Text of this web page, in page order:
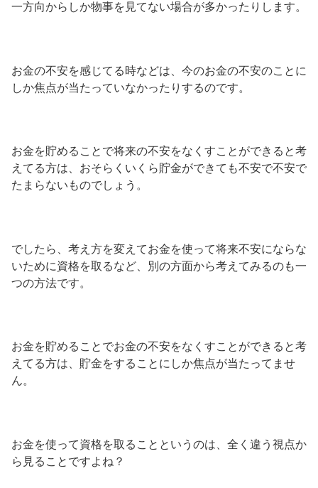
一方向からしか物事を見てない場合が多かったりします。
お金の不安を感じてる時などは、今のお金の不安のことに
しか焦点が当たっていなかったりするのです。
お金を貯めることで将来の不安をなくすことができると考
えてる方は、おそらくいくら貯金ができても不安で不安で
たまらないものでしょう。
でしたら、考え方を変えてお金を使って将来不安にならな
いために資格を取るなど、別の方面から考えてみるのも一
つの方法です。
お金を貯めることでお金の不安をなくすことができると考
えてる方は、貯金をすることにしか焦点が当たってませ
ん。
お金を使って資格を取ることというのは、全く違う視点か
ら見ることですよね？